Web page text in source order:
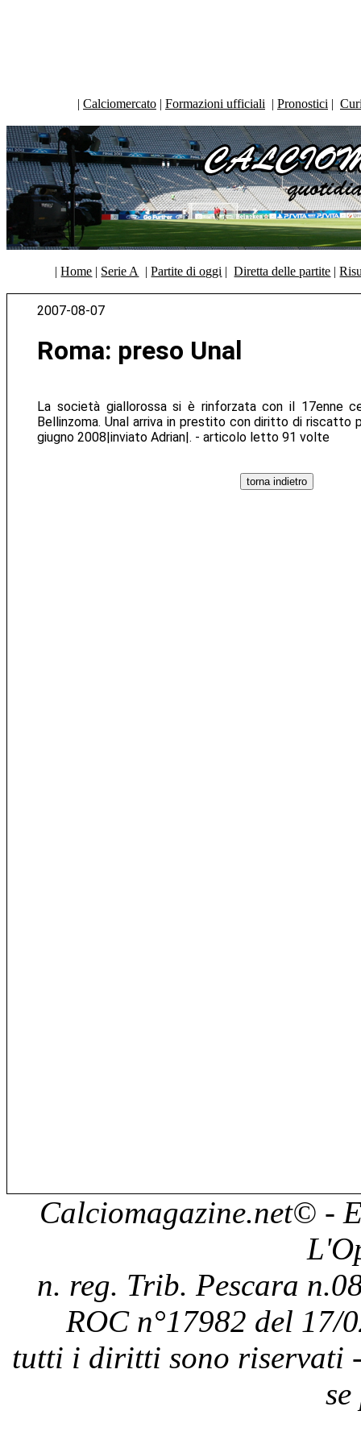
| Calciomercato | Formazioni ufficiali | Pronostici |
|Home | Serie A |Partite di oggi |Diretta delle partite |
2007-08-07
Roma: preso Unal
La società giallorossa si è rinforzata con il 17enne
Bellinzoma. Unal arriva in prestito con diritto di riscatto
giugno 2008|inviato Adrian|. - articolo letto 91 volte
Calciomagazine.net© -
n. reg. Trib. Pescara
ROC n°17982 del 17/
tutti i diritti sono riservati